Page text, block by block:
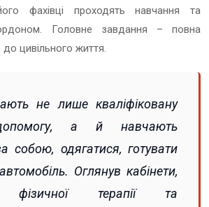
фахівці проходять навчання та
Головне завдання – повна
до цивільного життя.
не лише кваліфіковану
а й навчають
собою, одягатися, готувати
Оглянув кабінети,
фізичної терапії та